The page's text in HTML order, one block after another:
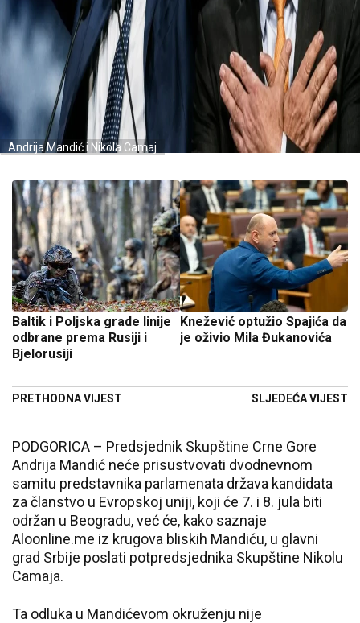
Andrija Mandić i Nikola Camaj
Baltik i Poljska grade linije
odbrane prema Rusiji i
Bjelorusiji
PRETHODNA VIJEST
Knežević optužio Spajića da
je oživio Mila Đukanovića
SLJEDEĆA VIJEST
PODGORICA – Predsjednik Skupštine Crne Gore
Andrija Mandić neće prisustvovati dvodnevnom
samitu predstavnika parlamenata država kandidata
za članstvo u Evropskoj uniji, koji će 7. i 8. jula biti
održan u Beogradu, već će, kako saznaje
Aloonline.me iz krugova bliskih Mandiću, u glavni
grad Srbije poslati potpredsjednika Skupštine Nikolu
Camaja.
Ta odluka u Mandićevom okruženju nije